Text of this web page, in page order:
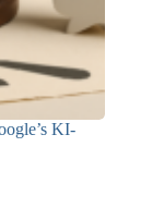
KI-